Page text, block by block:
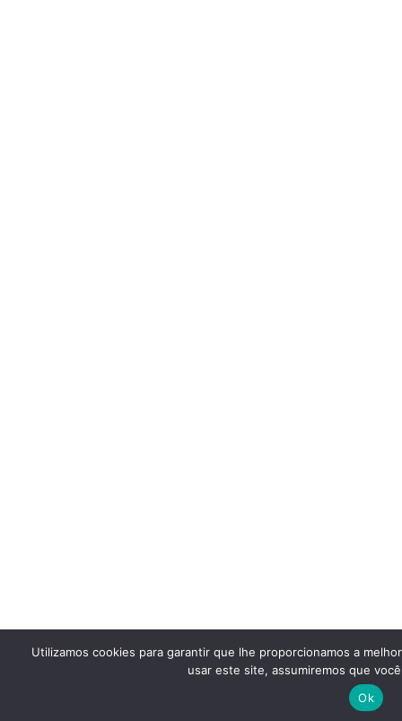
Utilizamos cookies para garantir que lhe proporcionamos a
usar este site, assumiremos que
Ok